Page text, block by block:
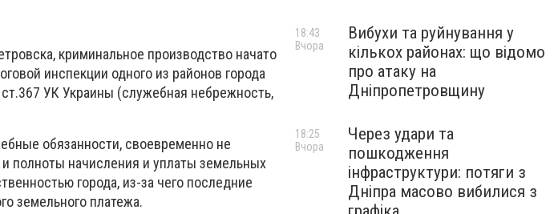
криминальное производство начато
инспекции одного из районов города
УК Украины (служебная небрежность,
обязанности, своевременно не
полноты начисления и уплаты земельных
города, из-за чего последние
земельного платежа.
Вибухи та руйнування у
кількох районах: що відомо
про атаку на
Дніпропетровщину
18:43
Вчора
Через удари та
пошкодження
інфраструктури: потяги з
Дніпра масово вибилися з
18:25
Вчора